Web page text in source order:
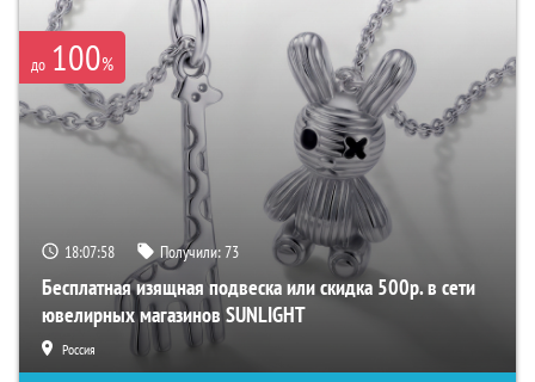
до 100%
18:07:57 Получили:73
Бесплатная изящная подвеска или скидка 500р. в сети
ювелирных магазинов SUNLIGHT
Россия